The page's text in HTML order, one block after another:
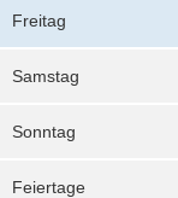
Freitag
Samstag
Sonntag
Feiertage